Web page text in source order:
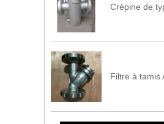
Crépine de
Filtre à tamis